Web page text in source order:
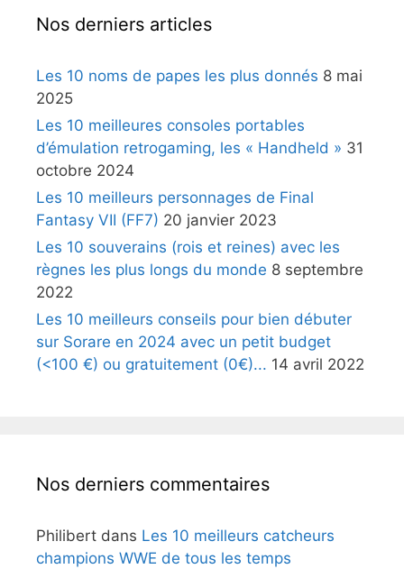
Nos derniers articles
Les 10 noms de papes les plus donnés 8 mai
2025
Les 10 meilleures consoles portables
d’émulation retrogaming, les « Handheld » 31
octobre 2024
Les 10 meilleurs personnages de Final
Fantasy VII (FF7) 20 janvier 2023
Les 10 souverains (rois et reines) avec les
règnes les plus longs du monde 8 septembre
2022
Les 10 meilleurs conseils pour bien débuter
sur Sorare en 2024 avec un petit budget
(<100 €) ou gratuitement (0€)... 14 avril 2022
Nos derniers commentaires
Philibert dans Les 10 meilleurs catcheurs
champions WWE de tous les temps